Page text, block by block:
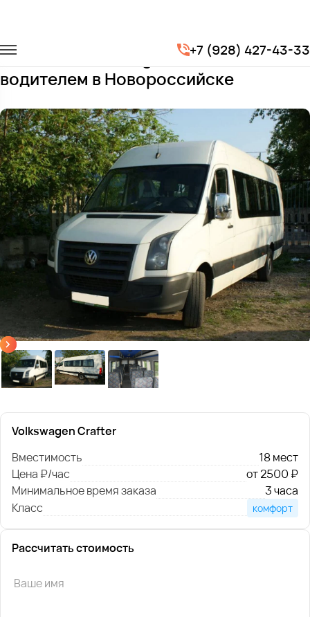
+7 (928) 427-43-33
Микроавтобусы Volkswagen Crafter
Заказать Volkswagen Crafter с
водителем в Новороссийске
Volkswagen Crafter
Вместимость
18 мест
Цена ₽/час
от 2500 ₽
Минимальное время заказа
3 часа
Класс
комфорт
Рассчитать стоимость